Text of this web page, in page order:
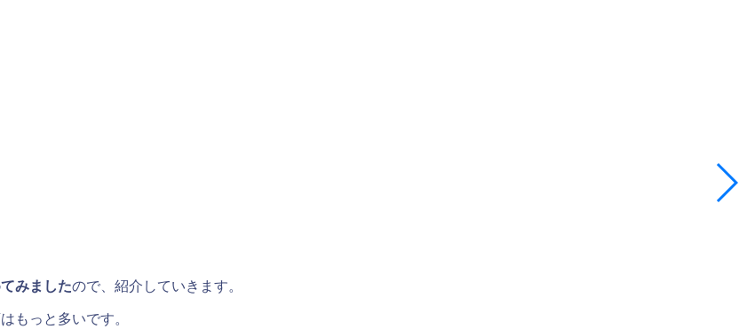
みましたので、紹介していきます。
もっと多いです。